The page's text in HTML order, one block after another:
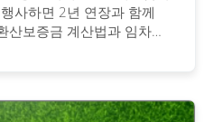
사하면 2년 연장과 함께
산보증금 계산법과 임차인